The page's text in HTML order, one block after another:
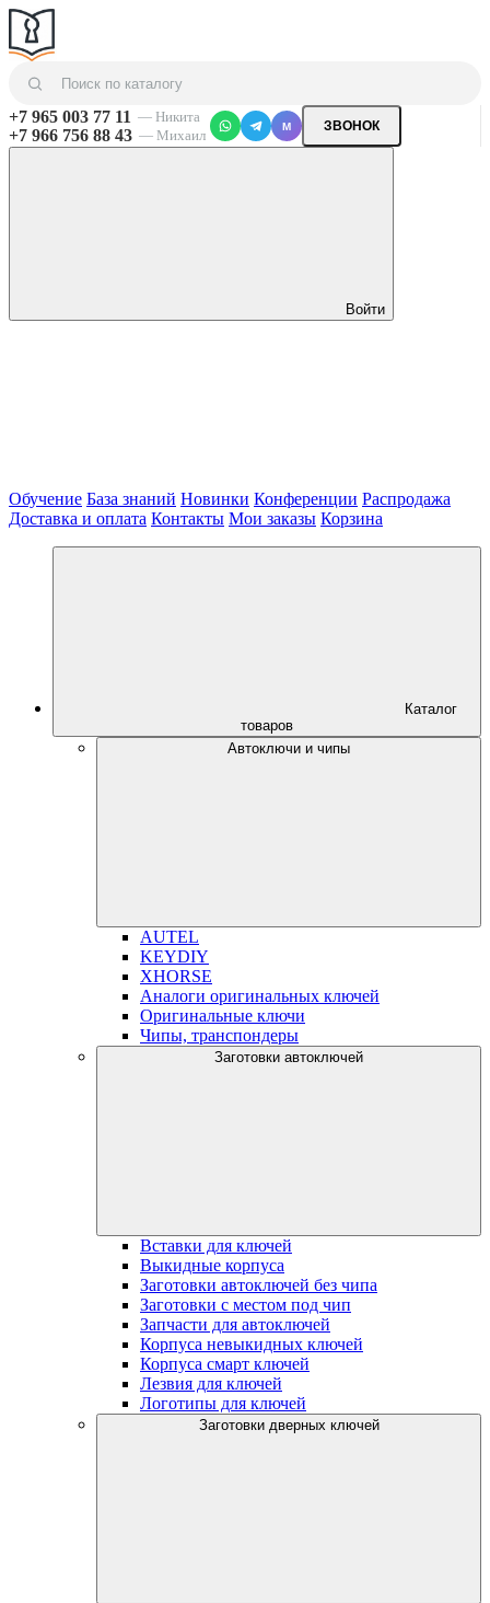
+7 965 003 77 11 — Никита
+7 966 756 88 43 — Михаил
M ЗВОНОК
Войти
Обучение База знаний Новинки Конференции Распродажа
Доставка и оплата Контакты Мои заказы Корзина
Каталог
товаров
Автоключи и чипы
AUTEL
KEYDIY
XHORSE
Аналоги оригинальных ключей
Оригинальные ключи
Чипы, транспондеры
Заготовки автоключей
Вставки для ключей
Выкидные корпуса
Заготовки автоключей без чипа
Заготовки с местом под чип
Запчасти для автоключей
Корпуса невыкидных ключей
Корпуса смарт ключей
Лезвия для ключей
Логотипы для ключей
Заготовки дверных ключей